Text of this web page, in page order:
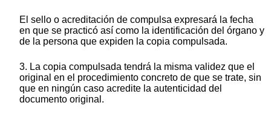
El sello o acreditación de compulsa expresará la fecha
en que se practicó así como la identificación del órgano y
de la persona que expiden la copia compulsada.
3. La copia compulsada tendrá la misma validez que el
original en el procedimiento concreto de que se trate, sin
que en ningún caso acredite la autenticidad del
documento original.